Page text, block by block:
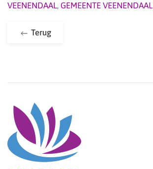
VEENENDAAL, GEMEENTE VEENENDAAL
Terug